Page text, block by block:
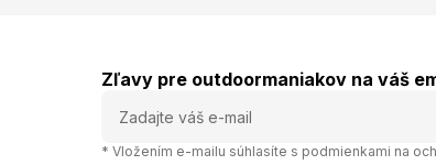
Zľavy pre outdoormaniakov na váš
* Vložením e-mailu súhlasíte s podmienkami na